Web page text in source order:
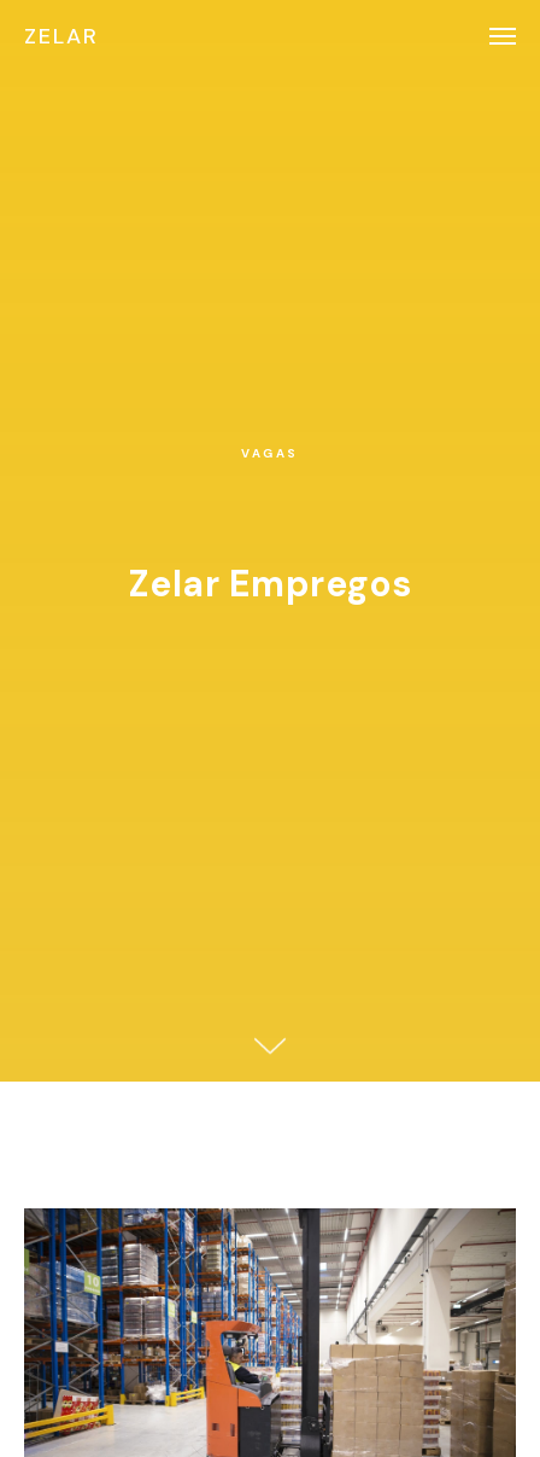
ZELAR
VAGAS
Zelar Empregos